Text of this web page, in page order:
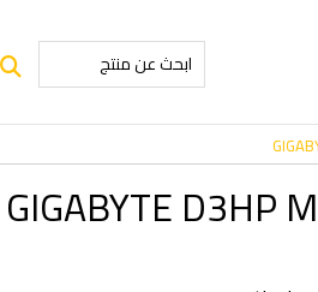
GIGABYTE D3HP